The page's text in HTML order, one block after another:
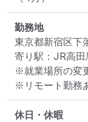
勤務地
東京都新宿区下
寄り駅：JR高田
※就業場所の変
※リモート勤務
休日・休暇